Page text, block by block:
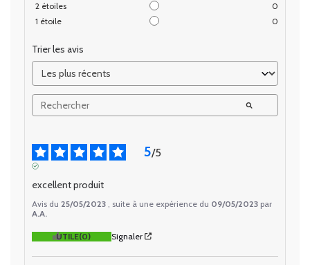
2 étoiles
0
1 étoile 0
Trier les avis
5/5
excellent produit
Avis du 25/05/2023 , suite à une expérience du 09/05/2023 par
A.A.
UTILE(0) Signaler